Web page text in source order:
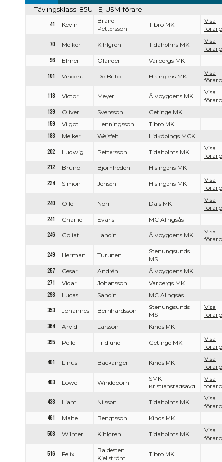
Tävlingsklass: 85U - Ej USM-förare
41 Kevin
Brand
Pettersson
Tibro MK
Visa
70 Melker Kihlgren Tidaholms MK
Visa
96
Elmer Olander Varbergs MK
101 Vincent De Brito Hisingens MK
Visa
118 Victor Meyer Älvbygdens MK
Visa
139
Oliver Svensson
Getinge MK
159
Vilgot Henningsson
Tibro MK
183
Melker Wejsfelt Lidköpings MCK
202 Ludwig Pettersson Tidaholms MK
Visa
212
Bruno Björnheden Hisingens MK
224 Simon Jensen Hisingens MK
Visa
240 Olle Norr Dals MK
Visa
241
Charlie Evans MC Alingsås
246 Goliat Landin Älvbygdens MK
Visa
249 Herman Turunen
Stenungsunds
MS
257
Cesar Andrén
Älvbygdens MK
271
Vidar Johansson
Varbergs MK
298
Lucas Sandin MC Alingsås
353 Johannes Bernhardsson
Stenungsunds
MS
Visa
364
Arvid Larsson Kinds MK
395 Pelle Fridlund Getinge MK
Visa
401 Linus Bäckänger Kinds MK
Visa
403 Lowe Windeborn
SMK
Kristianstadsavd.
Visa
438 Liam Nilsson Tidaholms MK
Visa
461
Malte Bengtsson Kinds MK
508 Wilmer Kihlgren Tidaholms MK
Visa
516 Felix
Baldesten
Kjellström
Tibro MK